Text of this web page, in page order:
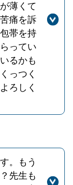
薄くて
痛を訴
帯を持
ってい
るかも
っつく
ろしく
ざいます。
常の絆創膏
を軽減して
を使用した
使用してお
うぞお気軽
。もう
先生も